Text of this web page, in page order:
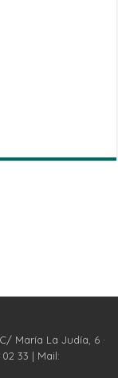
María La Judía, 6 ·
33 | Mail: